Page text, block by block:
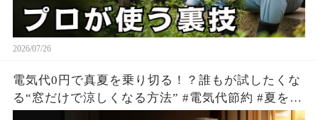
2026/07/26
電気代0円で真夏を乗り切る！？誰もが試したくな
る“窓だけで涼しくなる方法” #電気代節約 #夏を快